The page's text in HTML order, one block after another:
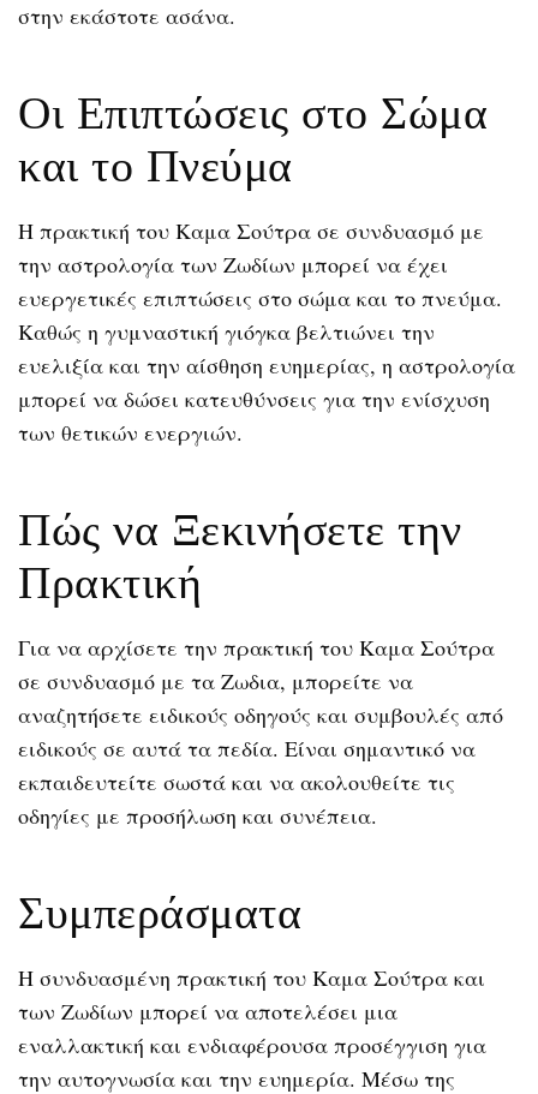
στην εκάστοτε ασάνα.
Οι Επιπτώσεις στο Σώμα
και το Πνεύμα
Η πρακτική του Καμα Σούτρα σε συνδυασμό με
την αστρολογία των Ζωδίων μπορεί να έχει
ευεργετικές επιπτώσεις στο σώμα και το πνεύμα.
Καθώς η γυμναστική γιόγκα βελτιώνει την
ευελιξία και την αίσθηση ευημερίας, η αστρολογία
μπορεί να δώσει κατευθύνσεις για την ενίσχυση
των θετικών ενεργιών.
Πώς να Ξεκινήσετε την
Πρακτική
Για να αρχίσετε την πρακτική του Καμα Σούτρα
σε συνδυασμό με τα Ζωδια, μπορείτε να
αναζητήσετε ειδικούς οδηγούς και συμβουλές από
ειδικούς σε αυτά τα πεδία. Είναι σημαντικό να
εκπαιδευτείτε σωστά και να ακολουθείτε τις
οδηγίες με προσήλωση και συνέπεια.
Συμπεράσματα
Η συνδυασμένη πρακτική του Καμα Σούτρα και
των Ζωδίων μπορεί να αποτελέσει μια
εναλλακτική και ενδιαφέρουσα προσέγγιση για
την αυτογνωσία και την ευημερία. Μέσω της